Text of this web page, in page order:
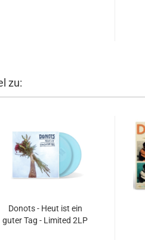
zu:
Donots - Heut ist ein
guter Tag - Limited 2LP